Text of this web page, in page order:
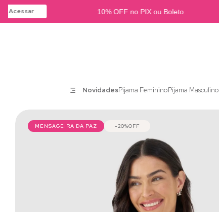
Acessar 10% OFF no PIX ou Boleto
NovidadesPijama FemininoPijama Masculino
MENSAGEIRA DA PAZ 20%OFF